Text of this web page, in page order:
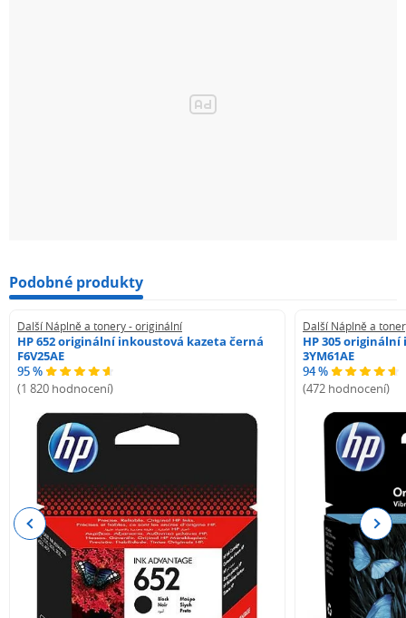
Podobné produkty
Další Náplně a tonery - originální
HP 652 originální inkoustová kazeta černá
F6V25AE
95 %
(1 820 hodnocení)
Další Náplně a
HP 305
3YM61AE
94 %
(472 hodnocení)
Previous Next